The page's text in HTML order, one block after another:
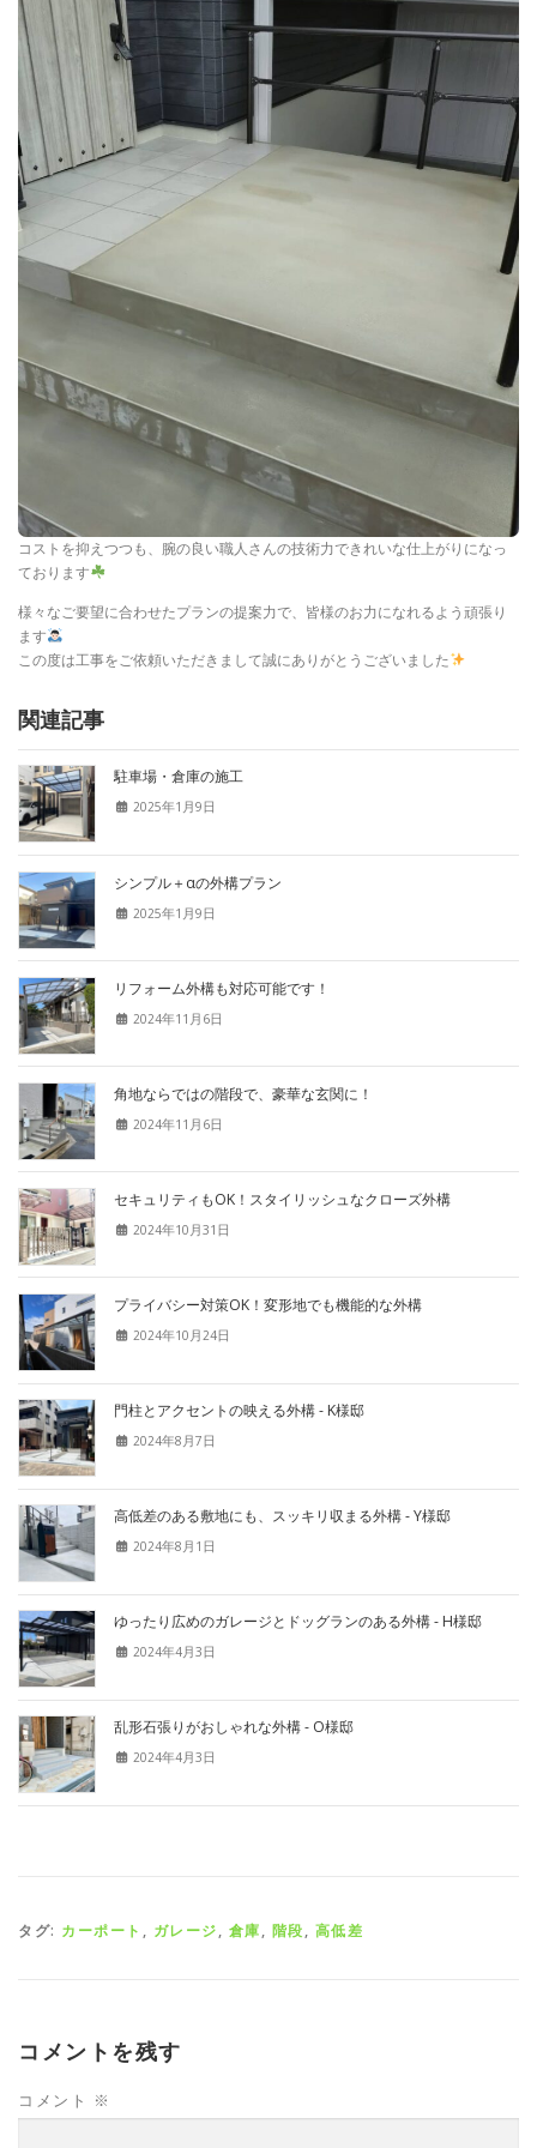
コストを抑えつつも、腕の良い職人さんの技術力できれいな仕上がりになっ
ております
様々なご要望に合わせたプランの提案力で、皆様のお力になれるよう頑張り
ます
この度は工事をご依頼いただきまして誠にありがとうございました
関連記事
駐車場・倉庫の施工
2025年1月9日
シンプル＋αの外構プラン
2025年1月9日
リフォーム外構も対応可能です！
2024年11月6日
角地ならではの階段で、豪華な玄関に！
2024年11月6日
セキュリティもOK！スタイリッシュなクローズ外構
2024年10月31日
プライバシー対策OK！変形地でも機能的な外構
2024年10月24日
門柱とアクセントの映える外構 - K様邸
2024年8月7日
高低差のある敷地にも、スッキリ収まる外構 - Y様邸
2024年8月1日
ゆったり広めのガレージとドッグランのある外構 - H様邸
2024年4月3日
乱形石張りがおしゃれな外構 - O様邸
2024年4月3日
タグ: カーポート , ガレージ, 倉庫, 階段, 高低差
コメントを残す
コメント ※